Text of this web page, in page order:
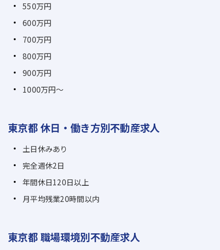
550万円
600万円
700万円
800万円
900万円
1000万円～
東京都 休日・働き方別不動産求人
土日休みあり
完全週休2日
年間休日120日以上
月平均残業20時間以内
東京都 職場環境別不動産求人